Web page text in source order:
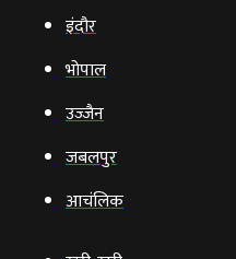
इंदौर
भोपाल
उज्‍जैन
जबलपुर
आचंलिक